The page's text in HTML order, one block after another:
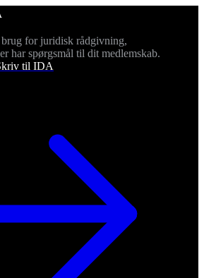
for juridisk rådgivning,
har spørgsmål til dit medlemskab.
til IDA